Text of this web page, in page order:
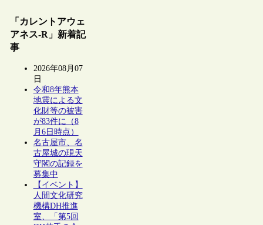
「カレントアウェ
アネス-R」新着記
事
2026年08月07
日
令和8年熊本
地震による文
化財等の被害
が83件に（8
月6日時点）
名古屋市、名
古屋城の現天
守閣の記録を
募集中
【イベント】
人間文化研究
機構DH推進
室、「第5回